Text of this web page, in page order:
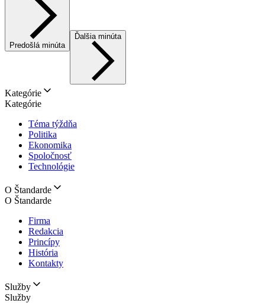
Predošlá minúta
Ďalšia minúta
Kategórie
Kategórie
Téma týždňa
Politika
Ekonomika
Spoločnosť
Technológie
O Štandarde
O Štandarde
Firma
Redakcia
Princípy
História
Kontakty
Služby
Služby